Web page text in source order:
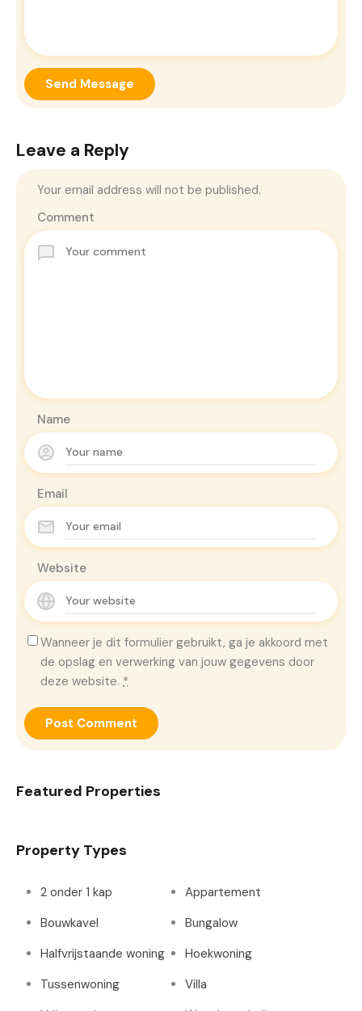
Send Message
Leave a Reply
Your email address will not be published.
Comment
Name
Email
Website
Wanneer je dit formulier gebruikt, ga je akkoord met
de opslag en verwerking van jouw gegevens door
deze website. *
Featured Properties
Property Types
2 onder 1 kap
Appartement
Bouwkavel
Bungalow
Halfvrijstaande woning
Hoekwoning
Tussenwoning
Villa